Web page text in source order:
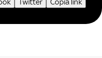
Twitter Copia link